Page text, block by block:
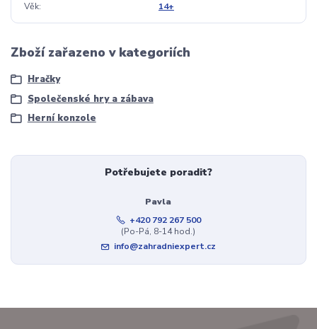
Věk 14+
Zboží zařazeno v kategoriích
Hračky
Společenské hry a zábava
Herní konzole
Potřebujete poradit?
Pavla
+420 792 267 500
(Po-Pá, 8-14 hod.)
info@zahradniexpert.cz